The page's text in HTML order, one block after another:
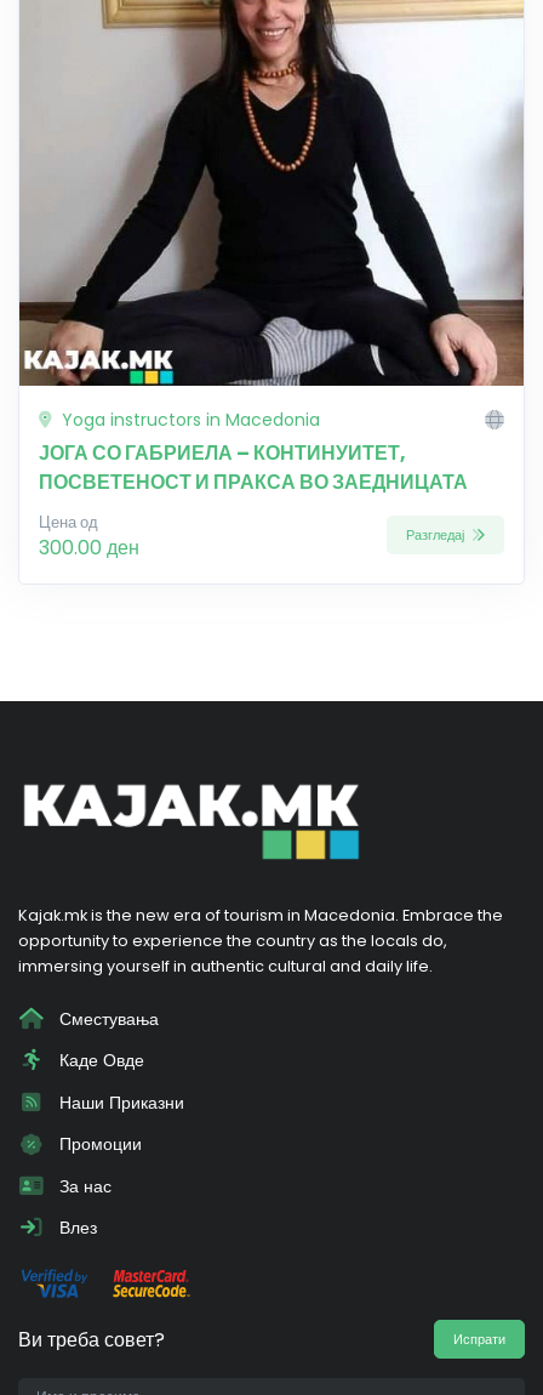
Yoga instructors in Macedonia
ЈОГА СО ГАБРИЕЛА – КОНТИНУИТЕТ,
ПОСВЕТЕНОСТ И ПРАКСА ВО ЗАЕДНИЦАТА
Цена од
300.00 ден Разгледај
Kajak.mk is the new era of tourism in Macedonia. Embrace the
opportunity to experience the country as the locals do,
immersing yourself in authentic cultural and daily life.
Сместувања
Каде Овде
Наши Приказни
Промоции
За нас
Влез
Ви треба совет? Испрати